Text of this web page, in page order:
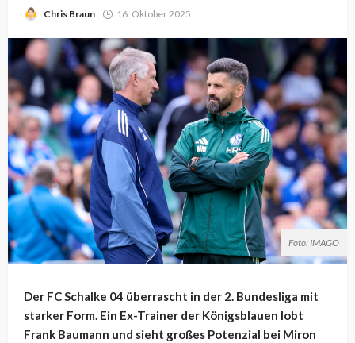
Chris Braun 16. Oktober 2025
Foto: IMAGO
Der FC Schalke 04 überrascht in der 2. Bundesliga mit
starker Form. Ein Ex-Trainer der Königsblauen lobt
Frank Baumann und sieht großes Potenzial bei Miron